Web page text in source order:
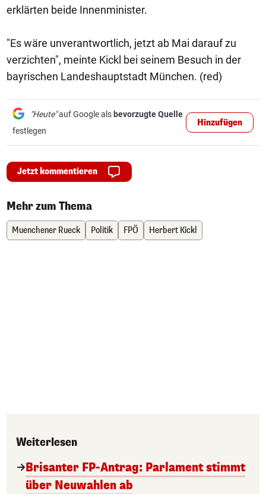
erklärten beide Innenminister.
"Es wäre unverantwortlich, jetzt ab Mai darauf zu
verzichten", meinte Kickl bei seinem Besuch in der
bayrischen Landeshauptstadt München. (red)
"Heute"auf Google als bevorzugte Quelle
festlegen
Hinzufügen
Jetzt kommentieren
Mehr zum Thema
Muenchener Rueck Politik FPÖ Herbert Kickl
Weiterlesen
Brisanter FP-Antrag: Parlament stimmt
über Neuwahlen ab